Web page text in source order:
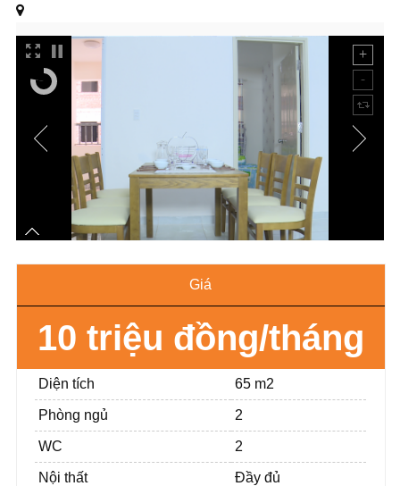
Giá
10 triệu đồng/tháng
Diện tích 65 m2
Phòng ngủ 2
WC 2
Nội thất Đầy đủ